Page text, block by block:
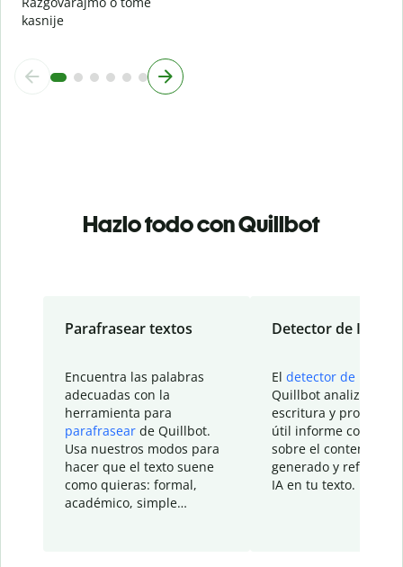
kasnije
Hazlo todo con Quillbot
Parafrasear textos
Encuentra las palabras
adecuadas con la
herramienta para
parafrasear de Quillbot.
Usa nuestros modos para
hacer que el texto suene
como quieras: formal,
académico, simple…
Detector de IA
El detector de IA
Quillbot analiza tu
escritura y
útil informe con
sobre el contenido
generado y refinado
IA en tu texto.